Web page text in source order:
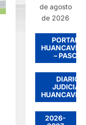
de agosto
de 2026
PORTADA
– PASCO
DIARIO
JUDICIAL
2026-